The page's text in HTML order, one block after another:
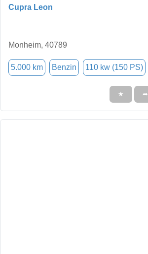
Cupra Leon
Monheim, 40789
5.000 km Benzin 110 kw (150 PS)
★ ➦